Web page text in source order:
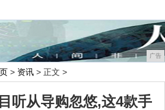
广告
> 资讯 > 正文 >
听从导购忽悠,这4款手